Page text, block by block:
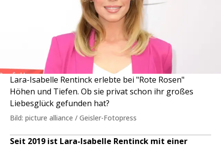
Lara-Isabelle Rentinck erlebte bei "Rote Rosen"
Höhen und Tiefen. Ob sie privat schon ihr großes
Liebesglück gefunden hat?
Bild: picture alliance / Geisler-Fotopress
Seit 2019 ist Lara-Isabelle Rentinck mit einer